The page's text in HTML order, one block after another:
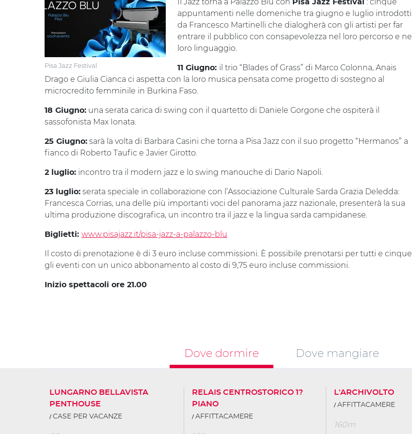
Pisa Jazz Festival
Pisa Jazz Festival
appuntamenti nelle domeniche tra giugno e luglio introdotti
da Francesco Martinelli che dialogherà con gli artisti per far
entrare il pubblico con consapevolezza nel loro percorso e nel
loro linguaggio.
11 Giugno: il trio “Blades of Grass” di Marco Colonna, Anais
Drago e Giulia Cianca ci aspetta con la loro musica pensata come progetto di sostegno al
microcredito femminile in Burkina Faso.
18 Giugno: una serata carica di swing con il quartetto di Daniele Gorgone che ospiterà il
sassofonista Max Ionata.
25 Giugno: sarà la volta di Barbara Casini che torna a Pisa Jazz con il suo progetto “Hermanos” a
fianco di Roberto Taufic e Javier Girotto.
2 luglio: incontro tra il modern jazz e lo swing manouche di Dario Napoli.
23 luglio: serata speciale in collaborazione con l’Associazione Culturale Sarda Grazia Deledda:
Francesca Corrias, una delle più importanti voci del panorama jazz nazionale, presenterà la sua
ultima produzione discografica, un incontro tra il jazz e la lingua sarda campidanese.
Biglietti: www.pisajazz.it/pisa-jazz-a-palazzo-blu
Il costo di prenotazione è di 3 euro incluse commissioni. È possibile prenotarsi per tutti e cinque
gli eventi con un unico abbonamento al costo di 9,75 euro incluse commissioni.
Inizio spettacoli ore 21.00
Dove dormire Dove mangiare
LUNGARNO BELLAVISTA
PENTHOUSE
CASE PER VACANZE
RELAIS CENTROSTORICO 1?
PIANO
AFFITTACAMERE
L'ARCHIVOLTO
AFFITTACAMERE
160m